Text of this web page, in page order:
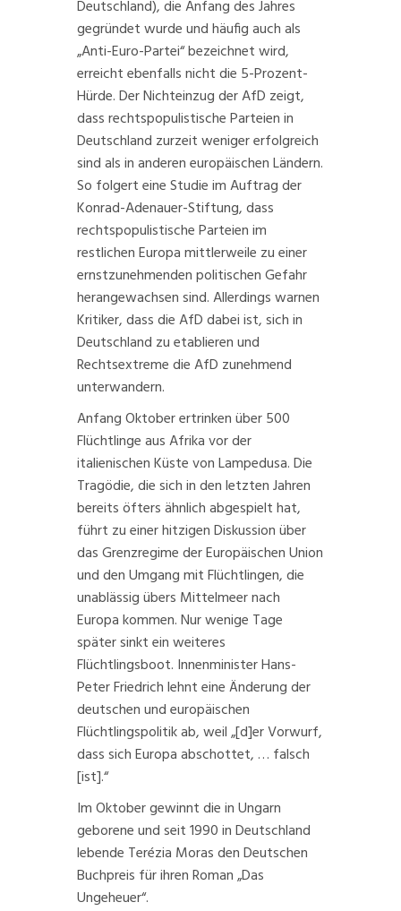
Deutschland), die Anfang des Jahres
gegründet wurde und häufig auch als
„Anti-Euro-Partei“ bezeichnet wird,
erreicht ebenfalls nicht die 5-Prozent-
Hürde. Der Nichteinzug der AfD zeigt,
dass rechtspopulistische Parteien in
Deutschland zurzeit weniger erfolgreich
sind als in anderen europäischen Ländern.
So folgert eineStudieim Auftrag der
Konrad-Adenauer-Stiftung, dass
rechtspopulistische Parteien im
restlichen Europa mittlerweile zu einer
ernstzunehmenden politischen Gefahr
herangewachsen sind. Allerdings warnen
Kritiker, dass die AfD dabei ist, sich in
Deutschland zu etablierenund
Rechtsextreme die AfD zunehmend
unterwandern.
Anfang Oktober ertrinken über500
Flüchtlinge aus Afrikavor der
italienischen Küste von Lampedusa. Die
Tragödie, die sich in den letzten Jahren
bereitsöftersähnlich abgespielt hat,
führt zu einer hitzigen Diskussion über
das Grenzregime der Europäischen Union
und den Umgang mitFlüchtlingen, die
unablässig übers Mittelmeer nach
Europa kommen. Nur wenige Tage
später sinktein weiteres
Flüchtlingsboot. Innenminister Hans-
Peter Friedrich lehnt eineÄnderung der
deutschen und europäischen
Flüchtlingspolitikab, weil „[d]er Vorwurf,
dass sich Europa abschottet, … falsch
[ist].“
Im Oktober gewinnt die in Ungarn
geborene und seit 1990 in Deutschland
lebende Terézia Moras denDeutschen
Buchpreis für ihren Roman „Das
Ungeheuer“.